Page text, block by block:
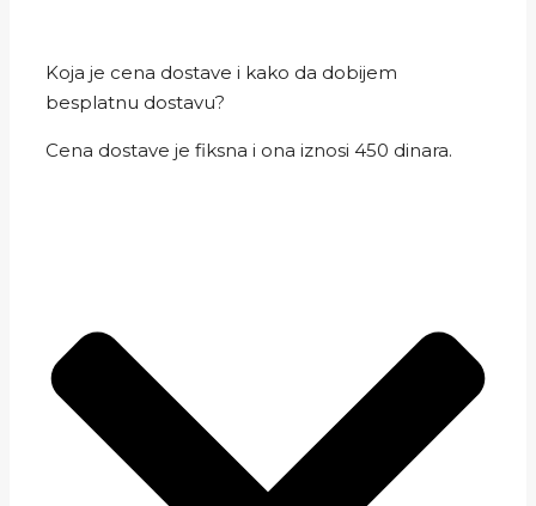
Koja je cena dostave i kako da dobijem
besplatnu dostavu?
Cena dostave je fiksna i ona iznosi 450 dinara.